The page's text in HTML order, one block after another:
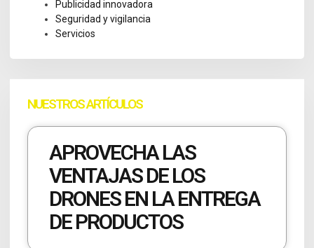
Publicidad innovadora
Seguridad y vigilancia
Servicios
NUESTROS ARTÍCULOS
APROVECHA LAS
VENTAJAS DE LOS
DRONES EN LA ENTREGA
DE PRODUCTOS